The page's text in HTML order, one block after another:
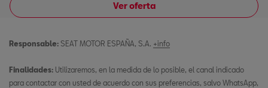
Ver oferta
Responsable: SEAT MOTOR ESPAÑA, S.A. +info
Finalidades: Utilizaremos, en la medida de lo posible, el canal indicado
para contactar con usted de acuerdo con sus preferencias, salvo WhatsApp,